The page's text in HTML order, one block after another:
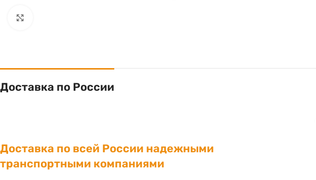
Доставка по России
Доставка по всей России надежными
транспортными компаниями